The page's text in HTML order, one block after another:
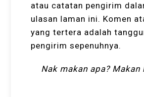
atau catatan pengirim
ulasan laman ini. Komen
yang tertera adalah
pengirim sepenuhnya.
Nak makan apa? Makan